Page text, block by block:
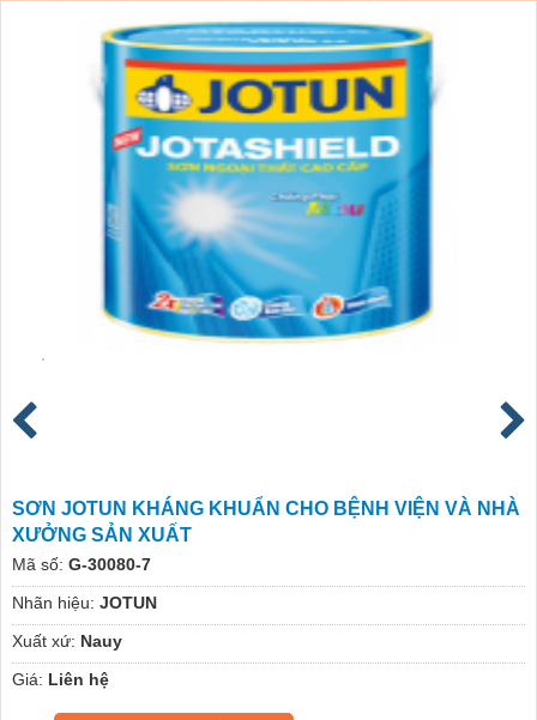
SƠN JOTUN KHÁNG KHUẨN CHO BỆNH VIỆN VÀ NHÀ
XƯỞNG SẢN XUẤT
Mã số: G-30080-7
Nhãn hiệu: JOTUN
Xuất xứ: Nauy
Giá: Liên hệ